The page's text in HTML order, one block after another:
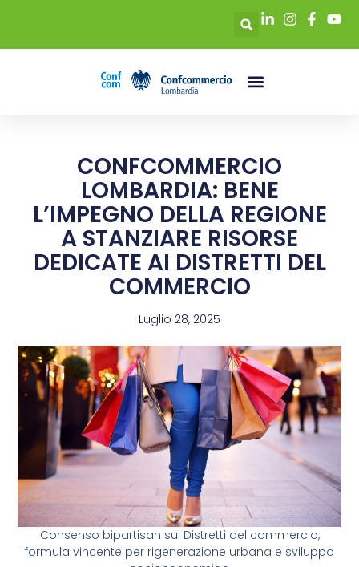
CONFCOMMERCIO
LOMBARDIA: BENE
L’IMPEGNO DELLA REGIONE
A STANZIARE RISORSE
DEDICATE AI DISTRETTI DEL
COMMERCIO
Luglio 28, 2025
Consenso bipartisan sui Distretti del commercio,
formula vincente per rigenerazione urbana e sviluppo